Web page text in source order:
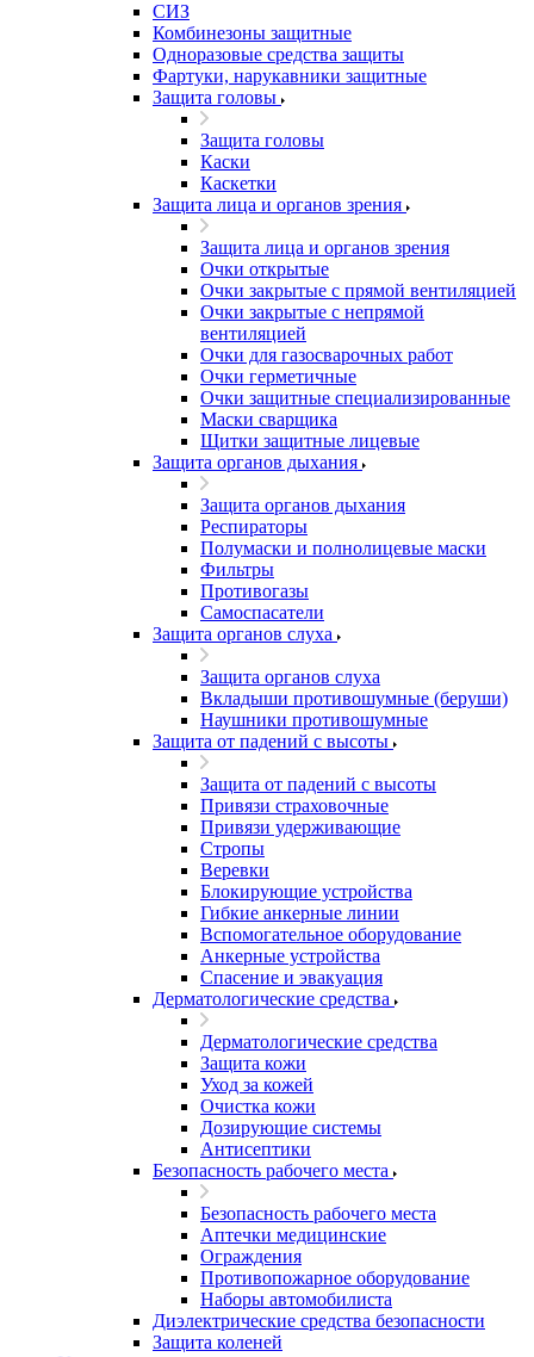
СИЗ
Комбинезоны защитные
Одноразовые средства защиты
Фартуки, нарукавники защитные
Защита головы
Защита головы
Каски
Каскетки
Защита лица и органов зрения
Защита лица и органов зрения
Очки открытые
Очки закрытые с прямой вентиляцией
Очки закрытые с непрямой
вентиляцией
Очки для газосварочных работ
Очки герметичные
Очки защитные специализированные
Маски сварщика
Щитки защитные лицевые
Защита органов дыхания
Защита органов дыхания
Респираторы
Полумаски и полнолицевые маски
Фильтры
Противогазы
Самоспасатели
Защита органов слуха
Защита органов слуха
Вкладыши противошумные (беруши)
Наушники противошумные
Защита от падений с высоты
Защита от падений с высоты
Привязи страховочные
Привязи удерживающие
Стропы
Веревки
Блокирующие устройства
Гибкие анкерные линии
Вспомогательное оборудование
Анкерные устройства
Спасение и эвакуация
Дерматологические средства
Дерматологические средства
Защита кожи
Уход за кожей
Очистка кожи
Дозирующие системы
Антисептики
Безопасность рабочего места
Безопасность рабочего места
Аптечки медицинские
Ограждения
Противопожарное оборудование
Наборы автомобилиста
Диэлектрические средства безопасности
Защита коленей